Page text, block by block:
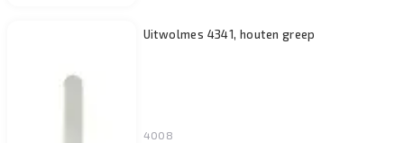
Uitwolmes 4341, houten greep
4008